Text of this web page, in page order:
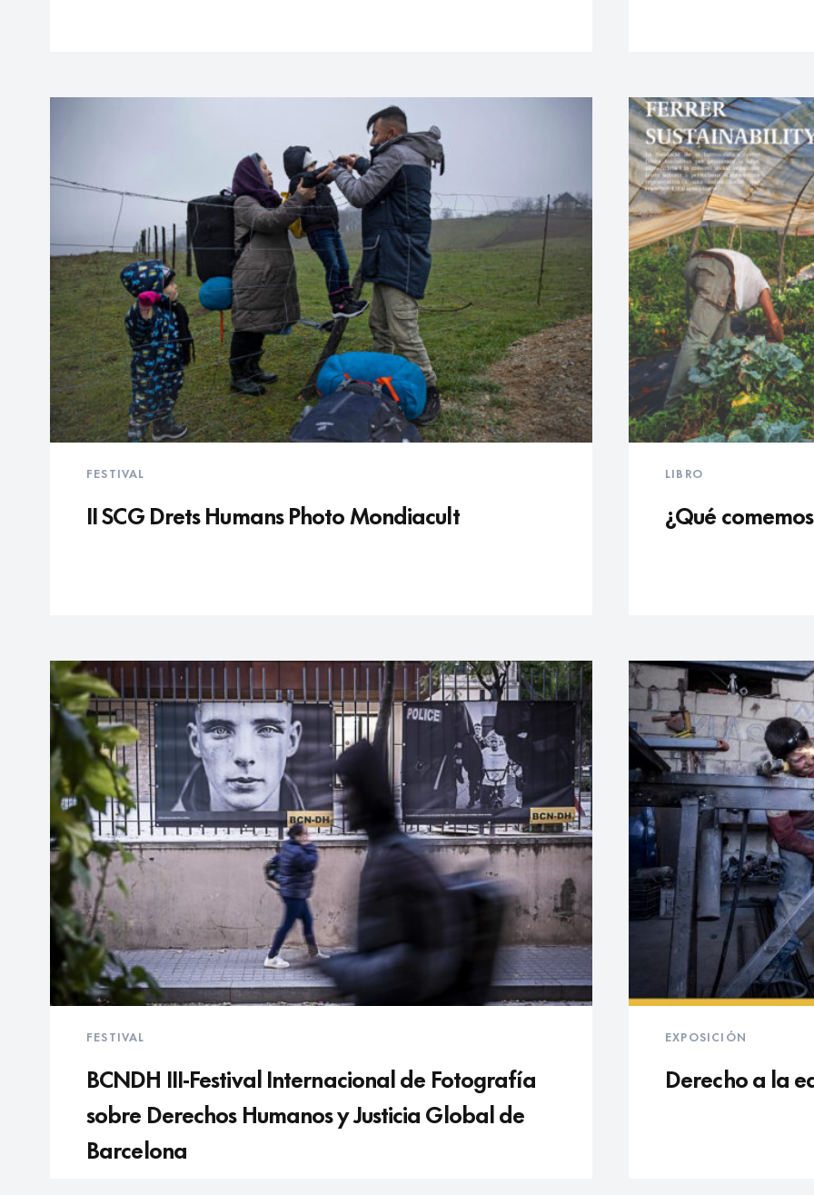
FESTIVAL
II SCG Drets Humans Photo Mondiacult
LIBRO
¿Qué
FESTIVAL
BCNDH III-Festival Internacional de Fotografía
sobre Derechos Humanos y Justicia Global de
Barcelona
EXPOSICIÓN
Derecho a la